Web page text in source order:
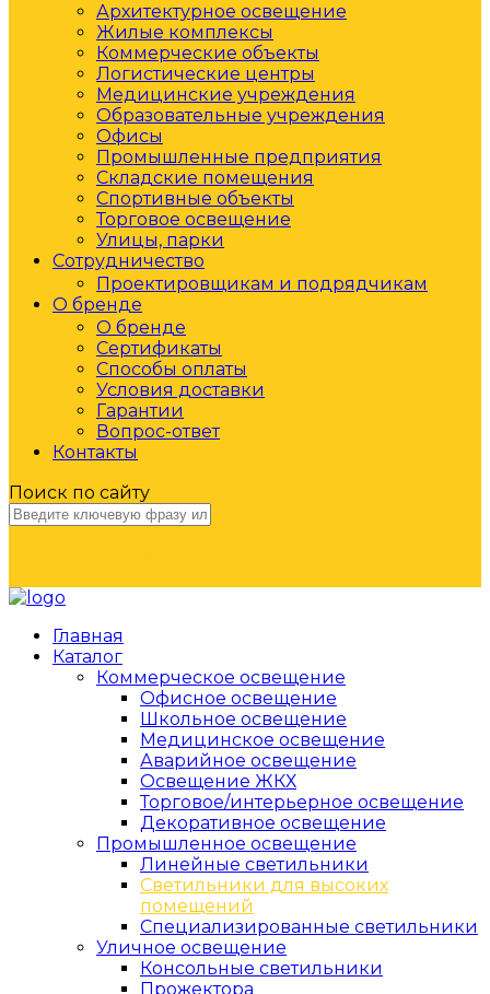
Архитектурное освещение
Жилые комплексы
Коммерческие объекты
Логистические центры
Медицинские учреждения
Образовательные учреждения
Офисы
Промышленные предприятия
Складские помещения
Спортивные объекты
Торговое освещение
Улицы, парки
Сотрудничество
Проектировщикам и подрядчикам
О бренде
О бренде
Сертификаты
Способы оплаты
Условия доставки
Гарантии
Вопрос-ответ
Контакты
Поиск по сайту
Главная
Каталог
Коммерческое освещение
Офисное освещение
Школьное освещение
Медицинское освещение
Аварийное освещение
Освещение ЖКХ
Торговое/интерьерное освещение
Декоративное освещение
Промышленное освещение
Линейные светильники
Светильники для высоких
помещений
Специализированные светильники
Уличное освещение
Консольные светильники
Прожектора